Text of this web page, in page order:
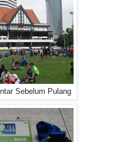
Sebelum Pulang